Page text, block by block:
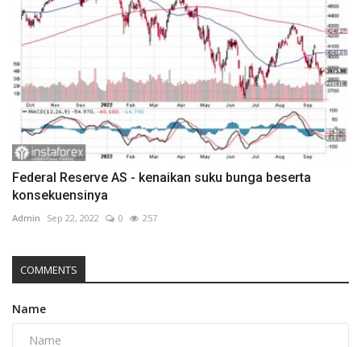
Federal Reserve AS - kenaikan suku bunga beserta
konsekuensinya
Admin Sep 22, 2022 0 257
COMMENTS
Name